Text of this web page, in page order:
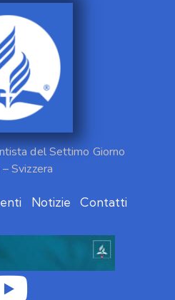
del Settimo Giorno
Svizzera
Notizie Contatti